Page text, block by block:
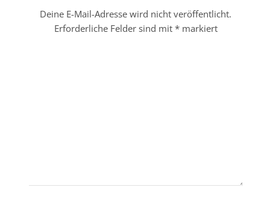
Deine E-Mail-Adresse wird nicht veröffentlicht.
Erforderliche Felder sind mit *markiert